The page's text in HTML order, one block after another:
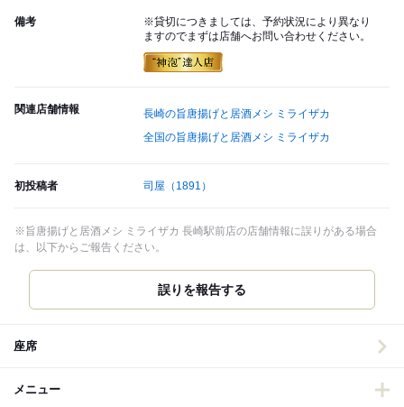
備考
※貸切につきましては、予約状況により異なり
ますのでまずは店舗へお問い合わせください。
関連店舗情報
長崎の旨唐揚げと居酒メシ ミライザカ
全国の旨唐揚げと居酒メシ ミライザカ
初投稿者 司屋 （1891）
※旨唐揚げと居酒メシ ミライザカ 長崎駅前店の店舗情報に誤りがある場合
は、以下からご報告ください。
誤りを報告する
座席
メニュー